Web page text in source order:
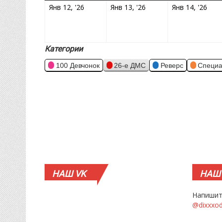
Янв 12, '26 12.01.2026Янв 13, '26 13.01.2026Янв 14, '26
Категории
100 Девчонок 26-е ДМС Реверс
НАШVK НАШ